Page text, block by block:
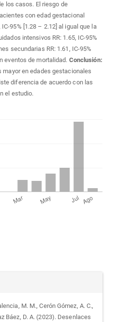
los casos. El riesgo de
con edad gestacional
95% [1.28 – 2.12] al igual que la
intensivos RR: 1.65, IC-95%
secundarias RR: 1.61, IC-95%
eventos de mortalidad. Conclusión:
mayor en edades gestacionales
diferencia de acuerdo con las
el estudio.
M. M., Cerón Gómez, A. C.,
Báez, D. A. (2023). Desenlaces